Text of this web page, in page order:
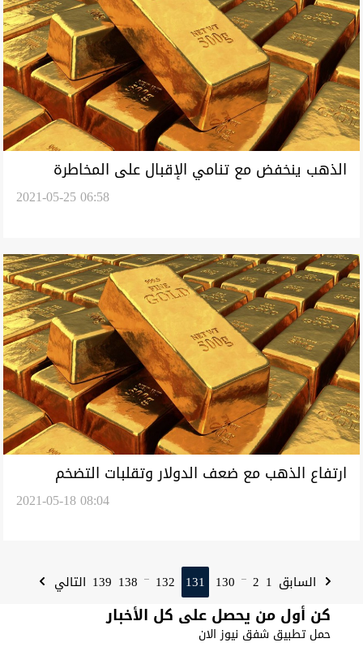
الذهب ينخفض مع تنامي الإقبال على المخاطرة
2021-05-25 06:58
ارتفاع الذهب مع ضعف الدولار وتقلبات التضخم
2021-05-18 08:04
السابق 1
2
...
130
131
132
...
138
139 التالي
كن أول من يحصل على كل الأخبار
حمل تطبيق شفق نيوز الان